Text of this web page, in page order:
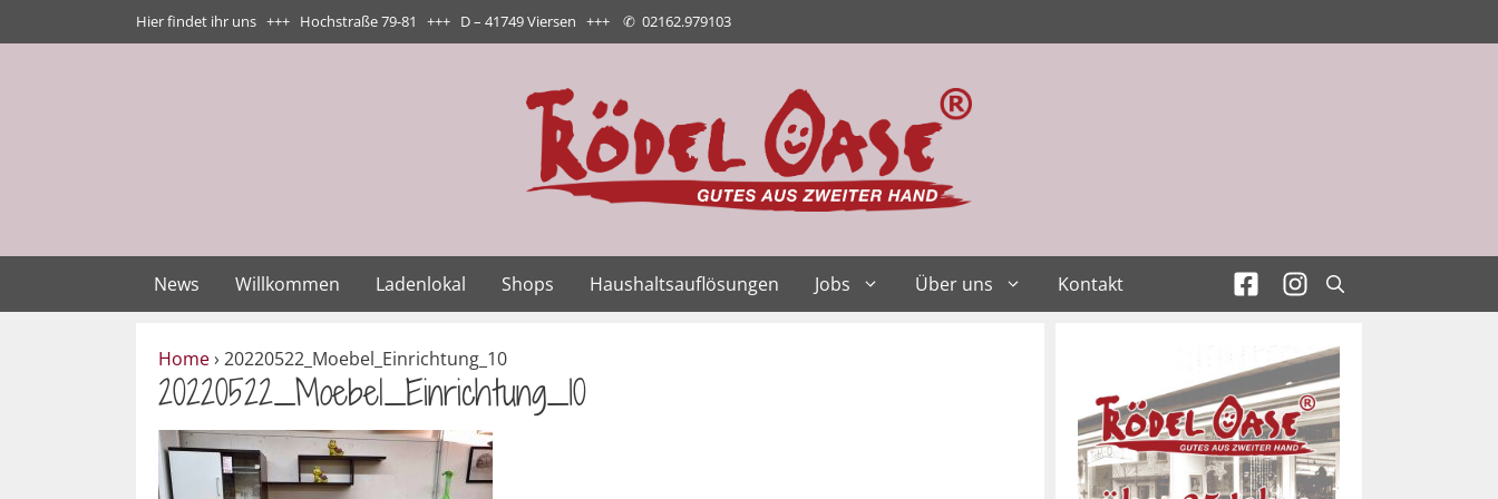
Inhalt
Hier findet ihr uns +++ Hochstraße 79-81 +++ D – 41749 Viersen +++ ✆ 02162.979103
News Willkommen Ladenlokal Shops Haushaltsauflösungen Jobs Über uns Kontakt
Home› 20220522_Moebel_Einrichtung_10
20220522_Moebel_Einrichtung_10